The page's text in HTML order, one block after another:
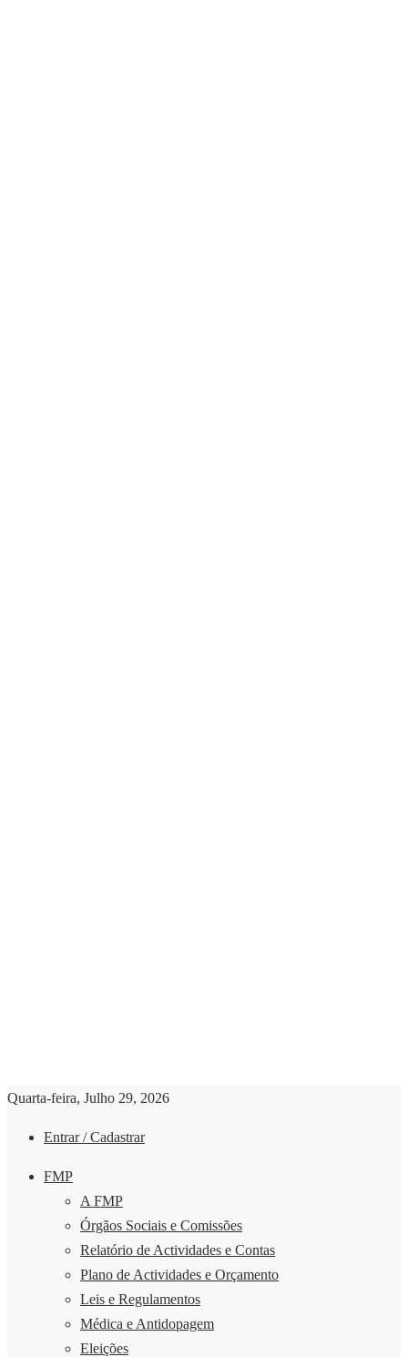
Quarta-feira, Julho 29, 2026
Entrar / Cadastrar
FMP
A FMP
Órgãos Sociais e Comissões
Relatório de Actividades e Contas
Plano de Actividades e Orçamento
Leis e Regulamentos
Médica e Antidopagem
Eleições